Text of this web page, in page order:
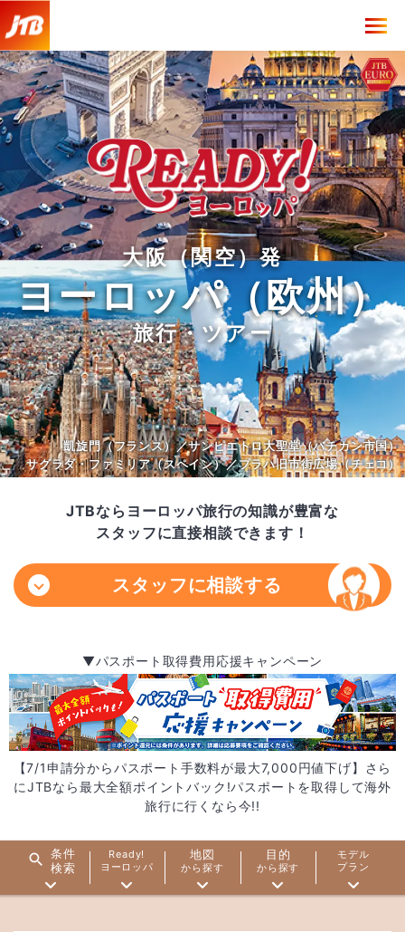
大阪（関空）発
ヨーロッパ（欧州）
旅行・ツアー
凱旋門（フランス）／サンピエトロ大聖堂（バチカン市国）
サグラダ・ファミリア（スペイン）／プラハ旧市街広場（チェコ）
JTBならヨーロッパ旅行の知識が豊富な
スタッフに直接相談できます！
スタッフに相談する
▼パスポート取得費用応援キャンペーン
【7/1申請分からパスポート手数料が最大7,000円値下げ】さら
にJTBなら最大全額ポイントバック!パスポートを取得して海外
旅行に行くなら今!!
条件
検索
Ready!
ヨーロッパ
地図
から探す
目的
から探す
モデル
プラン